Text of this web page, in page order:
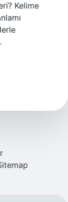
Kelime